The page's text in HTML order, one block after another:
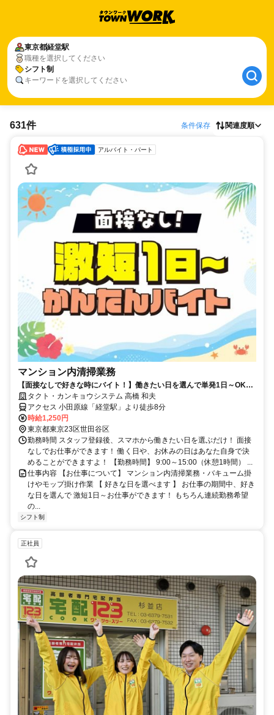
東京都経堂駅
職種を選択してください
シフト制
キーワードを選択してください
631件 条件保存 関連度順
アルバイト・パート
マンション内清掃業務
【面接なしで好きな時にバイト！】働きたい日を選んで単発1日～OK！
お給料は即日払いでお財布も安心♪
タクト・カンキョウシステム 高橋 和夫
アクセス 小田原線「経堂駅」より徒歩8分
時給1,250円
東京都東京23区世田谷区
勤務時間 スタッフ登録後、スマホから働きたい日を選ぶだけ！ 面接
なしでお仕事ができます！ 働く日や、お休みの日はあなた自身で決
めることができますよ！ 【勤務時間】 9:00～15:00（休憩1時間） ...
仕事内容 【お仕事について】 マンション内清掃業務・バキューム掛
けやモップ掛け作業 【 好きな日を選べます 】 お仕事の期間中、好き
な日を選んで 激短1日～お仕事ができます！ もちろん連続勤務希望
の...
シフト制
正社員